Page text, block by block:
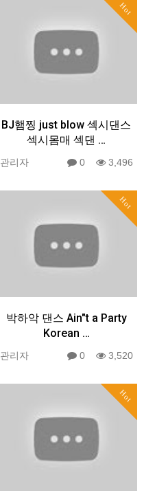
Hot
BJ햄찡 just blow 섹시댄스
섹시몸매 섹댄 …
관리자 0 3,496
Hot
박하악 댄스 Ain"t a Party
Korean …
관리자 0 3,520
Hot